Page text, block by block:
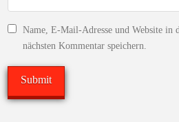
Name, E-Mail-Adresse und Website in
nächsten Kommentar speichern.